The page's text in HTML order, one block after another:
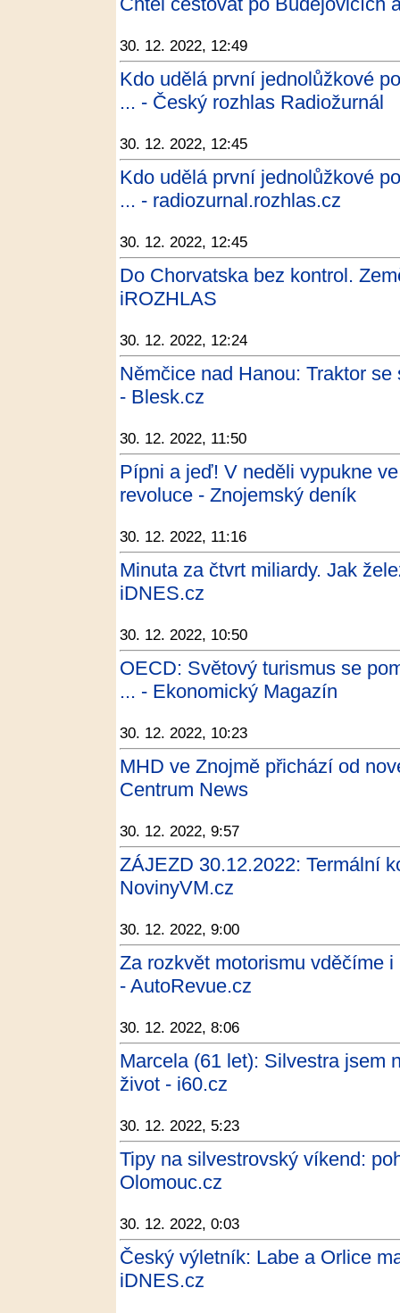
30. 12. 2022, 12:49
Kdo udělá první jednolůžkové
... - Český rozhlas Radiožurnál
30. 12. 2022, 12:45
Kdo udělá první jednolůžkové
... - radiozurnal.rozhlas.cz
30. 12. 2022, 12:45
Do Chorvatska bez kontrol.
iROZHLAS
30. 12. 2022, 12:24
Němčice nad Hanou: Traktor
- Blesk.cz
30. 12. 2022, 11:50
Pípni a jeď! V neděli vypukne
revoluce - Znojemský deník
30. 12. 2022, 11:16
Minuta za čtvrt miliardy. Jak
iDNES.cz
30. 12. 2022, 10:50
OECD: Světový turismus se
... - Ekonomický Magazín
30. 12. 2022, 10:23
MHD ve Znojmě přichází od
Centrum News
30. 12. 2022, 9:57
ZÁJEZD 30.12.2022: Termální
NovinyVM.cz
30. 12. 2022, 9:00
Za rozkvět motorismu vděčíme
- AutoRevue.cz
30. 12. 2022, 8:06
Marcela (61 let): Silvestra jsem
život - i60.cz
30. 12. 2022, 5:23
Tipy na silvestrovský víkend:
Olomouc.cz
30. 12. 2022, 0:03
Český výletník: Labe a Orlice
iDNES.cz